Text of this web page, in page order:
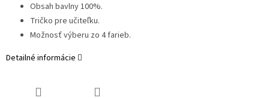
Obsah bavlny 100%.
Tričko pre učiteľku.
Možnosť výberu zo 4 farieb.
Detailné informácie